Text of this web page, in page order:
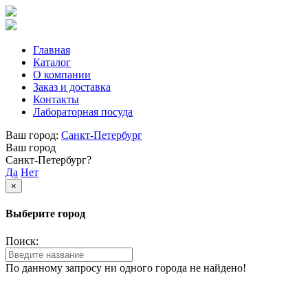
Главная
Каталог
О компании
Заказ и доставка
Контакты
Лабораторная посуда
Ваш город: Санкт-Петербург
Ваш город
Санкт-Петербург?
Да Нет
×
Выберите город
Поиск:
По данному запросу ни одного города не найдено!